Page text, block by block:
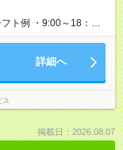
ト例 ・9:00～18：
・9時00分～14時00
稼げます詳細へ
ス
掲載日：2026.08.07